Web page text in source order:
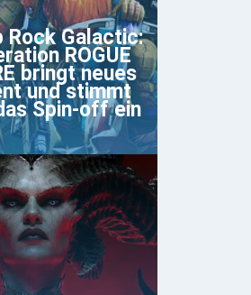
Rock Galactic:
ROGUE
bringt neues
und stimmt
Spin-off ein